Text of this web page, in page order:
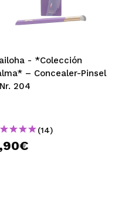
- *Colección
– Concealer-Pinsel
204
(14)